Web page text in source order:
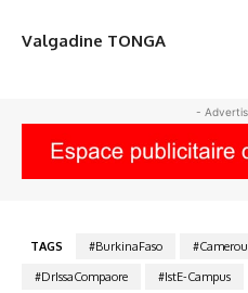
Valgadine TONGA
-
TAGS #BurkinaFaso
#DrIssaCompaore
#IstE-Campus